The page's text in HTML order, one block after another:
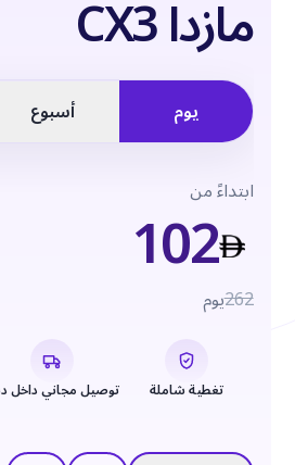
مازدا CX3
يوم أسبوع
ابتداءً من102262يوم
تغطية شاملة توصيل مجاني داخل